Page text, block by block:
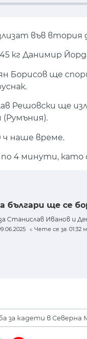
във втория
кг Данимир
Борисов ще
Решовски ще
(Румъния).
ч наше време.
4 минути, като
българи ще се
Станислав Иванов и
Чете се за: 01:32
за кадети в Северна